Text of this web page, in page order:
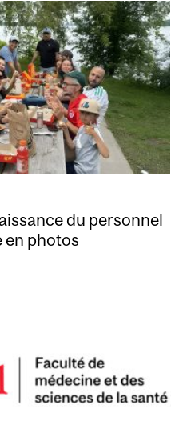
du personnel
en photos